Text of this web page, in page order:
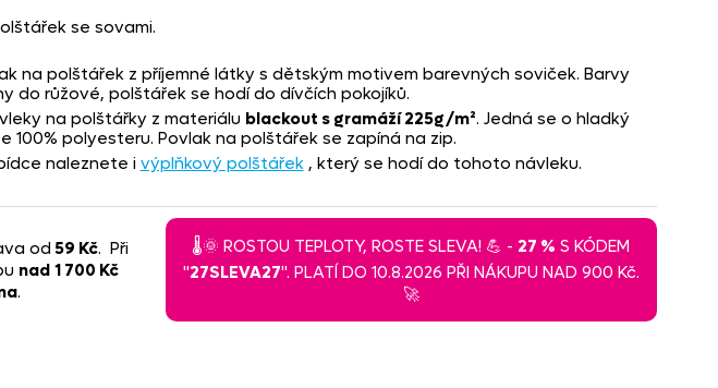
se sovami.
na polštářek z příjemné látky s dětským motivem barevných soviček. Barvy
do růžové, polštářek se hodí do dívčích pokojíků.
na polštářky z materiálu blackout s gramáží 225g/m². Jedná se o hladký
100% polyesteru. Povlak na polštářek se zapíná na zip.
naleznete i výplňkový polštářek, který se hodí do tohoto návleku.
od59 Kč. Při
nad 1 700 Kč
.
🌡️🌞 ROSTOU TEPLOTY, ROSTE SLEVA! 💪 -27 % S KÓDEM
"27SLEVA27". PLATÍ DO 10.8.2026 PŘI NÁKUPU NAD 900 Kč.
🚀